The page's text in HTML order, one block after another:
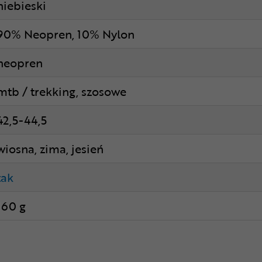
Neopren, 10% Nylon
/ trekking, szosowe
44,5
zima, jesień
g